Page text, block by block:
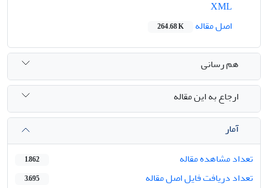
اصل مقاله
264.68 K
هم رسانی
ارجاع به این مقاله
آمار
تعداد مشاهده مقاله
1,862
تعداد دریافت فایل اصل مقاله 3,695